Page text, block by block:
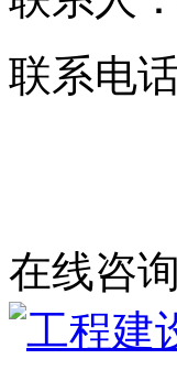
联系电
在线咨询